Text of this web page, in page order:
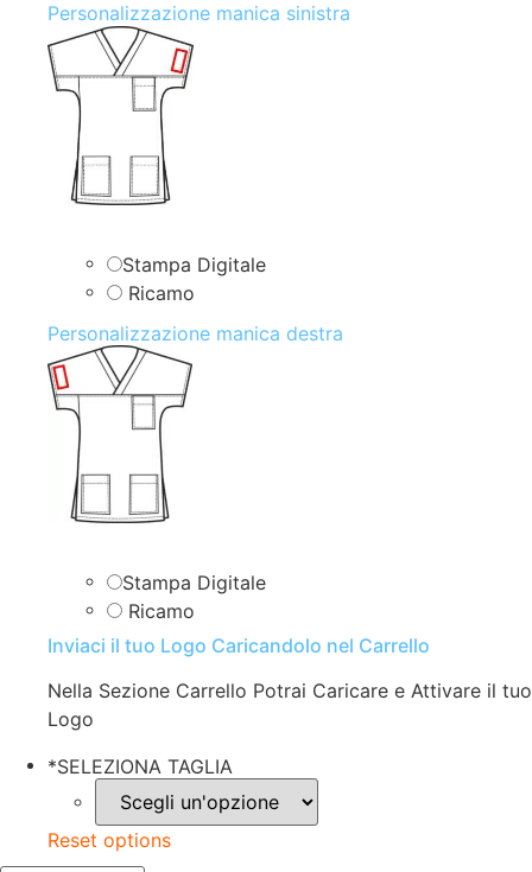
Personalizzazione manica sinistra
Stampa Digitale
Ricamo
Personalizzazione manica destra
Stampa Digitale
Ricamo
Inviaci il tuo Logo Caricandolo nel Carrello
Nella Sezione Carrello Potrai Caricare e Attivare il tuo
Logo
*SELEZIONA TAGLIA
Reset options